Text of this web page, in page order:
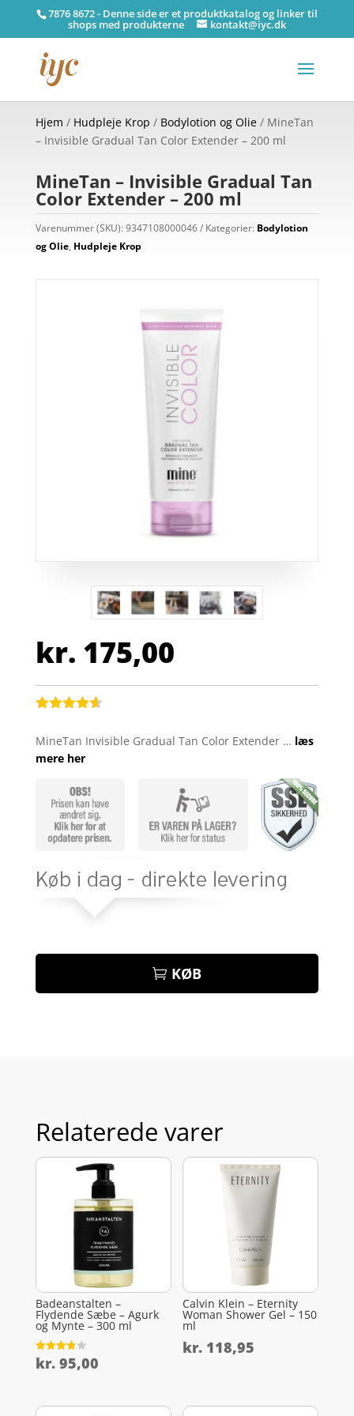
7876 8672 - Denne side er et produktkatalog og linker til
shops med produkterne kontakt@iyc.dk
Hjem / Hudpleje Krop / Bodylotion og Olie/ MineTan
– Invisible Gradual Tan Color Extender – 200 ml
MineTan – Invisible Gradual Tan
Color Extender – 200 ml
Varenummer (SKU):9347108000046 Kategorier: Bodylotion
og Olie, Hudpleje Krop
kr. 175,00
ud af 5
baseret
mmelser
MineTan Invisible Gradual Tan Color Extender … læs
mere her
KØB
Relaterede varer
Badeanstalten –
Flydende Sæbe – Agurk
og Mynte – 300 ml
Vurderet
3.8
kr.95,00
Calvin Klein – Eternity
Woman Shower Gel – 150
ml
kr. 118,95